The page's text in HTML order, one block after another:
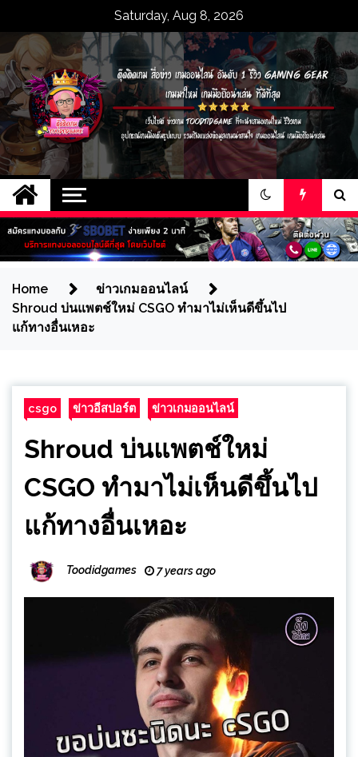
content
Saturday, Aug 8, 2026
ตุ๊ดติดเกม สื่อข่าว
เกมออนไลน์ อันดับ 1
รีวิว gaming gear
เกมมาใหม่ เกมมือถือ
น่าเล่น ที่ดีที่สุด
เว็บไซต์ ข่าวเกม toodtidgame ที่จะนำ
เสนอเกมใหม่ รีวิวเกม อุปกรณ์เกมมิ่งเต็ม
รูปแบบ รวมถึงแหล่งข้อมูลเกมน่าสนใจ
เกมออนไลน์ เกมมือถือน่าเล่น
Home
ข่าวเกมออนไลน์
Shroud บ่นแพตช์ใหม่ CSGO ทำมาไม่เห็นดีขึ้นไป
แก้ทางอื่นเหอะ
csgo ข่าวอีสปอร์ต ข่าวเกมออนไลน์
Shroud บ่นแพตช์ใหม่
CSGO ทำมาไม่เห็นดีขึ้นไป
แก้ทางอื่นเหอะ
Toodidgames 7 years ago